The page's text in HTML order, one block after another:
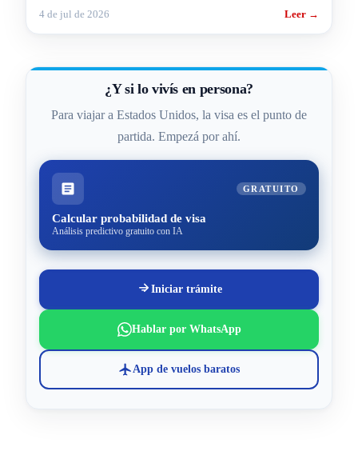
rara y más gringa, contada para argentinos.
4 de jul de 2026 Leer →
¿Y si lo vivís en persona?
Para viajar a Estados Unidos, la visa es el punto de
partida. Empezá por ahí.
Calcular probabilidad de visa
Análisis predictivo gratuito con IA
GRATUITO
Iniciar trámite
Hablar por WhatsApp
App de vuelos baratos